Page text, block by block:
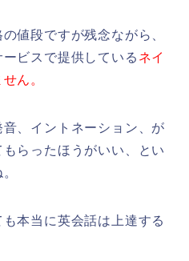
値段ですが残念ながら、
ビスで提供している ネイ
ん。
、イントネーション、が
らったほうがいい、とい
本当に英会話は上達する